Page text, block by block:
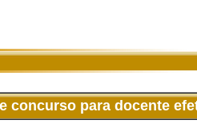
concurso para docente